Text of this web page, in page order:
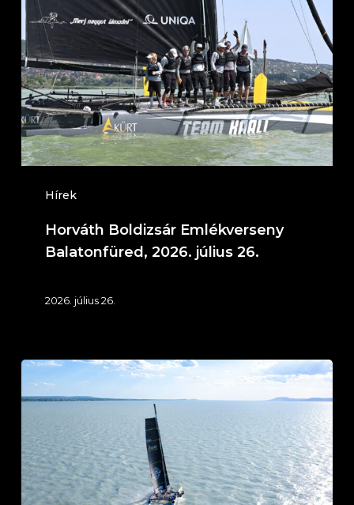
Hírek
Emlékverseny
Balatonfüred,
2026.
július
26.
Horváth Boldizsár Emlékverseny
Balatonfüred, 2026. július 26.
2026. július 26.
IT
KLIMA
Service
Ezüst
Szalag
–